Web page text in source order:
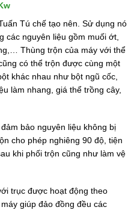
Tú chế tạo nên. Sử dụng nó
các nguyên liệu gồm muối ớt,
Thùng trộn của máy với thể
có thể trộn được cùng một
khác nhau như bột ngũ cốc,
làm nhang, giá thể trồng cây,
bảo nguyên liệu không bị
cho phép nghiêng 90 độ, tiện
khi phối trộn cũng như làm vệ
trục được hoạt động theo
giúp đảo đồng đều các